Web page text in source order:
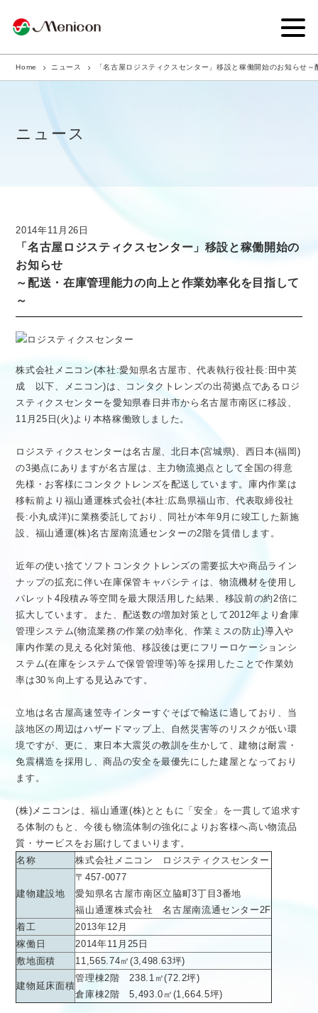
企業情報
商品サイト
ニュース
採用情報
Home ニュース 「名古屋ロジスティクスセンター」移設と稼働開始のお知らせ
ニュース
2014年11月26日
「名古屋ロジスティクスセンター」移設と稼働開始の
お知らせ
～配送・在庫管理能力の向上と作業効率化を目指して
～
株式会社メニコン(本社:愛知県名古屋市、代表執行役社長:田中英
成 以下、メニコン)は、コンタクトレンズの出荷拠点であるロジ
スティクスセンターを愛知県春日井市から名古屋市南区に移設、
11月25日(火)より本格稼働致しました。
ロジスティクスセンターは名古屋、北日本(宮城県)、西日本(福岡)
の3拠点にありますが名古屋は、主力物流拠点として全国の得意
先様・お客様にコンタクトレンズを配送しています。庫内作業は
移転前より福山通運株式会社(本社:広島県福山市、代表取締役社
長:小丸成洋)に業務委託しており、同社が本年9月に竣工した新施
設、福山通運(株)名古屋南流通センターの2階を賃借します。
近年の使い捨てソフトコンタクトレンズの需要拡大や商品ライン
ナップの拡充に伴い在庫保管キャパシティは、物流機材を使用し
パレット4段積み等空間を最大限活用した結果、移設前の約2倍に
拡大しています。また、配送数の増加対策として2012年より倉庫
管理システム(物流業務の作業の効率化、作業ミスの防止)導入や
庫内作業の見える化対策他、移設後は更にフリーロケーションシ
ステム(在庫をシステムで保管管理等)等を採用したことで作業効
率は30％向上する見込みです。
立地は名古屋高速笠寺インターすぐそばで輸送に適しており、当
該地区の周辺はハザードマップ上、自然災害等のリスクが低い環
境ですが、更に、東日本大震災の教訓を生かして、建物は耐震・
免震構造を採用し、商品の安全を最優先にした建屋となっており
ます。
(株)メニコンは、福山通運(株)とともに「安全」を一貫して追求す
る体制のもと、今後も物流体制の強化によりお客様へ高い物流品
質・サービスをお届けしてまいります。
名称
株式会社メニコン ロジスティクスセンター
建物建設地
〒457-0077
愛知県名古屋市南区立脇町3丁目3番地
福山通運株式会社 名古屋南流通センター2F
着工
2013年12月
稼働日
2014年11月25日
敷地面積
11,565.74㎡(3,498.63坪)
建物延床面積
管理棟2階 238.1㎡(72.2坪)
倉庫棟2階 5,493.0㎡(1,664.5坪)